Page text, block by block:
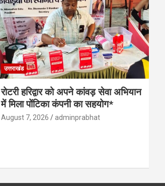
उत्तराखंड
रोटरी हरिद्वार को अपने कांवड़ सेवा अभियान
में मिला पोंटिका कंपनी का सहयोग*
August 7, 2026 adminprabhat